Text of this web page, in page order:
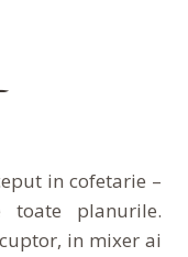
in cofetarie –
planurile.
in mixer ai